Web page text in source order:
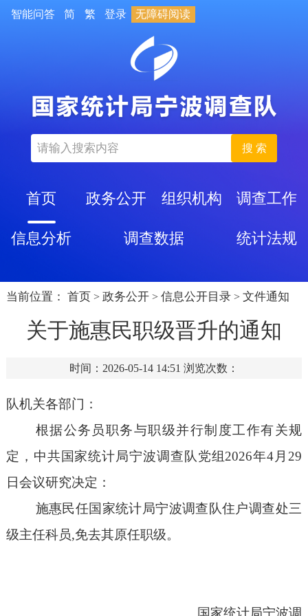
智能问答 简 繁 登录 无障碍阅读
搜 索
首页 政务公开 组织机构 调查工作
信息分析 调查数据 统计法规
当前位置： 首页 > 政务公开 > 信息公开目录 > 文件通知
关于施惠民职级晋升的通知
时间：2026-05-14 14:51 浏览次数：
队机关各部门：
根据公务员职务与职级并行制度工作有关规
定，中共国家统计局宁波调查队党组2026年4月29
日会议研究决定：
施惠民任国家统计局宁波调查队住户调查处三
级主任科员,免去其原任职级。
国家统计局宁波调